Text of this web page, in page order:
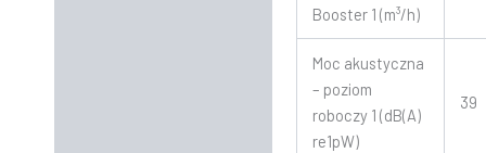
Booster 1 (m³/h)
Moc akustyczna
– poziom
roboczy 1 (dB(A)
re1pW)
39